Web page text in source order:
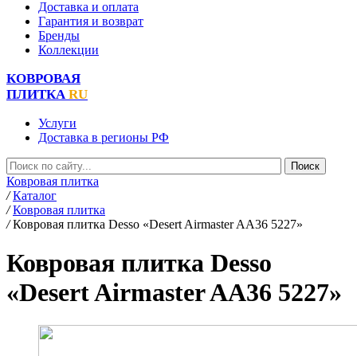
Доставка и оплата
Гарантия и возврат
Бренды
Коллекции
КОВРОВАЯ
ПЛИТКА RU
Услуги
Доставка в регионы РФ
Ковровая плитка
/ Каталог
/ Ковровая плитка
/ Ковровая плитка Desso «Desert Airmaster AA36 5227»
Ковровая плитка Desso
«Desert Airmaster AA36 5227»